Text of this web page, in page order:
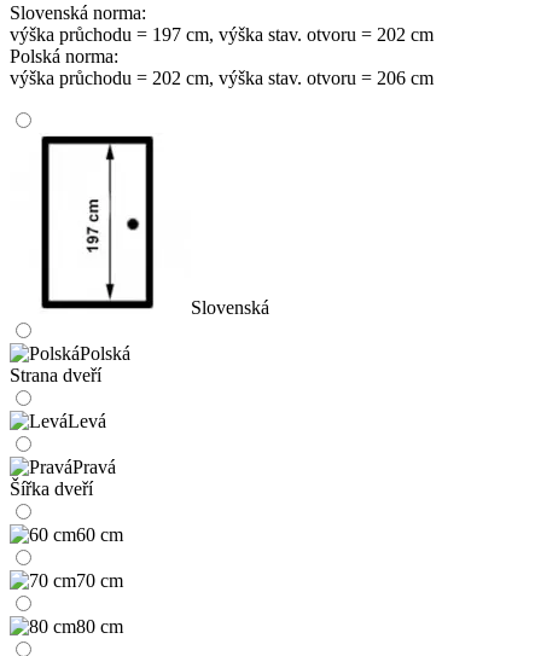
Slovenská norma:
výška průchodu = 197 cm, výška stav. otvoru = 202 cm
Polská norma:
výška průchodu = 202 cm, výška stav. otvoru = 206 cm
Slovenská
Polská
Strana dveří
Levá
Pravá
Šířka dveří
60 cm
70 cm
80 cm